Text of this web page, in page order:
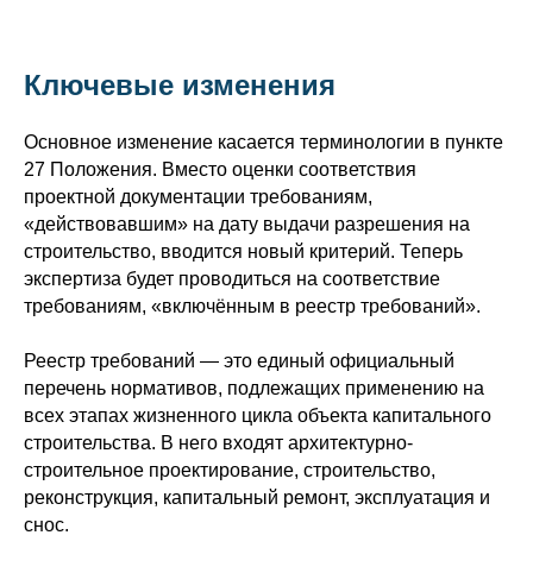
Ключевые изменения
Основное изменение касается терминологии в пункте
27 Положения. Вместо оценки соответствия
проектной документации требованиям,
«действовавшим» на дату выдачи разрешения на
строительство, вводится новый критерий. Теперь
экспертиза будет проводиться на соответствие
требованиям, «включённым в реестр требований».
Реестр требований — это единый официальный
перечень нормативов, подлежащих применению на
всех этапах жизненного цикла объекта капитального
строительства. В него входят архитектурно-
строительное проектирование, строительство,
реконструкция, капитальный ремонт, эксплуатация и
снос.